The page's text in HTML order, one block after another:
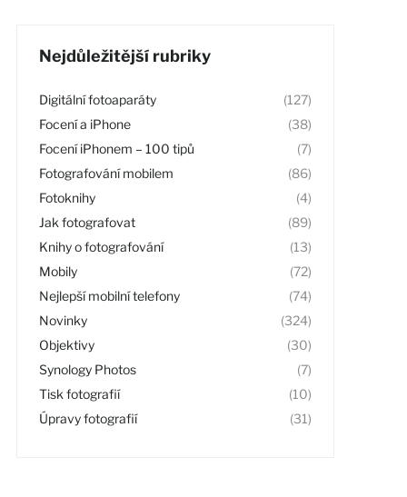
Nejdůležitější rubriky
Digitální fotoaparáty
(127)
Focení a iPhone
(38)
Focení iPhonem – 100 tipů
(7)
Fotografování mobilem
(86)
Fotoknihy
(4)
Jak fotografovat
(89)
Knihy o fotografování
(13)
Mobily
(72)
Nejlepší mobilní telefony
(74)
Novinky
(324)
Objektivy
(30)
Synology Photos
(7)
Tisk fotografií
(10)
Úpravy fotografií
(31)